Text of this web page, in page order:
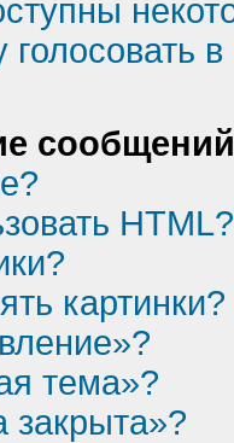
HTML?
картинки?
тема»?
закрыта»?